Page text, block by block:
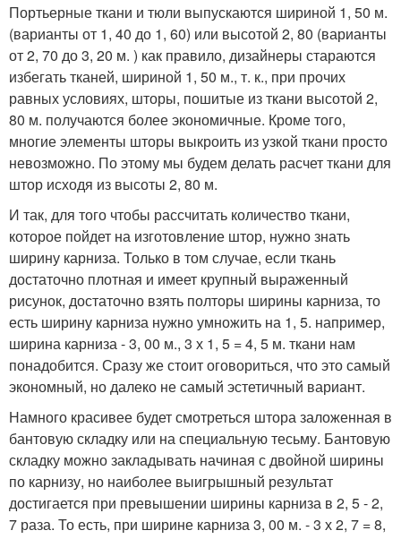
Портьерные ткани и тюли выпускаются шириной 1, 50 м.
(варианты от 1, 40 до 1, 60) или высотой 2, 80 (варианты
от 2, 70 до 3, 20 м. ) как правило, дизайнеры стараются
избегать тканей, шириной 1, 50 м., т. к., при прочих
равных условиях, шторы, пошитые из ткани высотой 2,
80 м. получаются более экономичные. Кроме того,
многие элементы шторы выкроить из узкой ткани просто
невозможно. По этому мы будем делать расчет ткани для
штор исходя из высоты 2, 80 м.
И так, для того чтобы рассчитать количество ткани,
которое пойдет на изготовление штор, нужно знать
ширину карниза. Только в том случае, если ткань
достаточно плотная и имеет крупный выраженный
рисунок, достаточно взять полторы ширины карниза, то
есть ширину карниза нужно умножить на 1, 5. например,
ширина карниза - 3, 00 м., 3 х 1, 5 = 4, 5 м. ткани нам
понадобится. Сразу же стоит оговориться, что это самый
экономный, но далеко не самый эстетичный вариант.
Намного красивее будет смотреться штора заложенная в
бантовую складку или на специальную тесьму. Бантовую
складку можно закладывать начиная с двойной ширины
по карнизу, но наиболее выигрышный результат
достигается при превышении ширины карниза в 2, 5 - 2,
7 раза. То есть, при ширине карниза 3, 00 м. - 3 х 2, 7 = 8,